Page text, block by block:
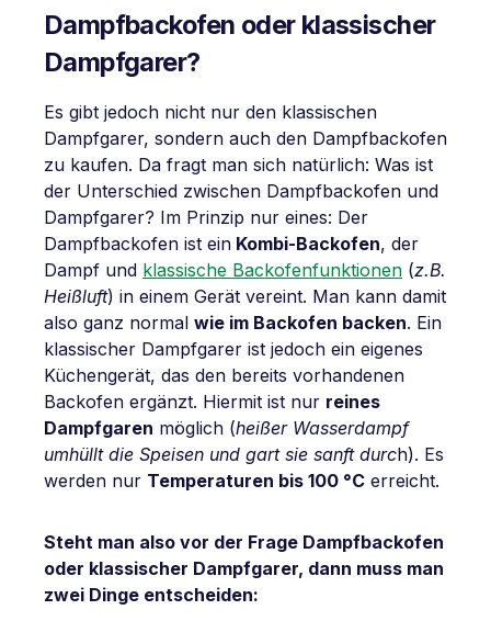
Dampfbackofen oder klassischer
Dampfgarer?
Es gibt jedoch nicht nur den klassischen
Dampfgarer, sondern auch den Dampfbackofen
zu kaufen. Da fragt man sich natürlich: Was ist
der Unterschied zwischen Dampfbackofen und
Dampfgarer? Im Prinzip nur eines: Der
Dampfbackofen ist ein Kombi-Backofen, der
Dampf und klassische Backofenfunktionen (z.B.
Heißluft) in einem Gerät vereint. Man kann damit
also ganz normal wie im Backofen backen. Ein
klassischer Dampfgarer ist jedoch ein eigenes
Küchengerät, das den bereits vorhandenen
Backofen ergänzt. Hiermit ist nur reines
Dampfgaren möglich (heißer Wasserdampf
umhüllt die Speisen und gart sie sanft durch). Es
werden nur Temperaturen bis 100 °C erreicht.
Steht man also vor der Frage Dampfbackofen
oder klassischer Dampfgarer, dann muss man
zwei Dinge entscheiden: